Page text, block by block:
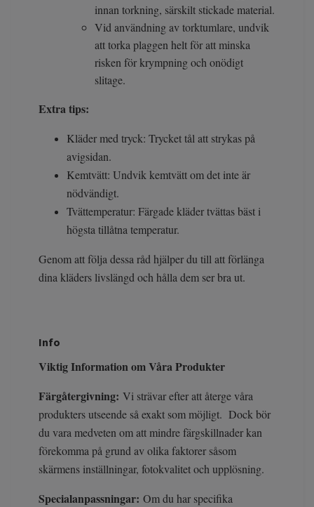
innan torkning, särskilt stickade material.
Vid användning av torktumlare, undvik
att torka plaggen helt för att minska
risken för krympning och onödigt
slitage.
Extra tips:
Kläder med tryck: Trycket tål att strykas på
avigsidan.
Kemtvätt: Undvik kemtvätt om det inte är
nödvändigt.
Tvättemperatur: Färgade kläder tvättas bäst i
högsta tillåtna temperatur.
Genom att följa dessa råd hjälper du till att förlänga
dina kläders livslängd och hålla dem ser bra ut.
Info
Viktig Information om Våra Produkter
Färgåtergivning: Vi strävar efter att återge våra
produkters utseende så exakt som möjligt. Dock bör
du vara medveten om att mindre färgskillnader kan
förekomma på grund av olika faktorer såsom
skärmens inställningar, fotokvalitet och upplösning.
Specialanpassningar: Om du har specifika